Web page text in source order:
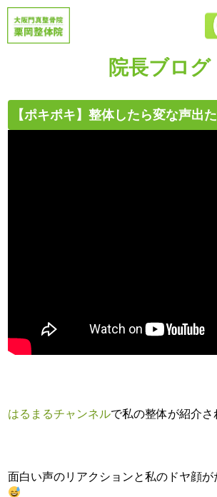
院長ブログ
【ポキポキ】整体したら変な声出
はるまるチャンネルで私の整体が紹介さ
面白い声のリアクションと私のドヤ顔が